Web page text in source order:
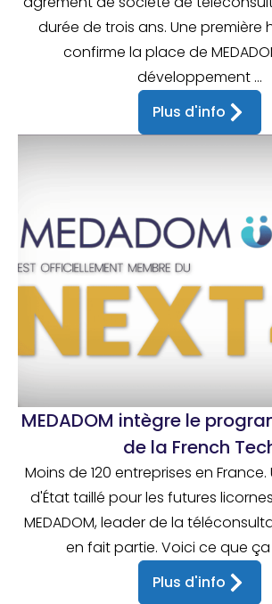
durée de trois ans. Une première
confirme la place de
développement ...
Plus d'info
MEDADOM intègre le
de la French
Moins de 120 entreprises en
d'État taillé pour les futures
MEDADOM, leader de la
en fait partie. Voici ce que ça
Plus d'info